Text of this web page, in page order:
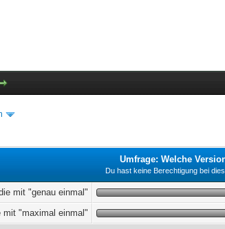
Umfrage: Welche
Du hast keine Berechtigung bei
mit "genau einmal"
mit "maximal einmal"